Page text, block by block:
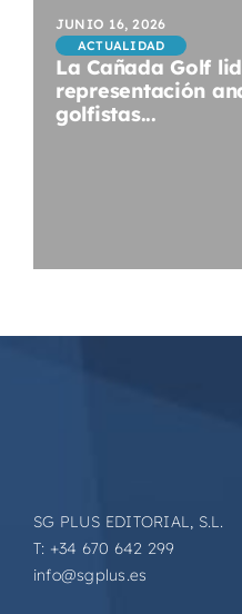
JUNIO 16, 2026
ACTUALIDAD
La Cañada Golf
representación
golfistas...
SG PLUS EDITORIAL, S.L.
T: +34 670 642 299
info@sgplus.es